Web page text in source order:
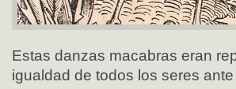
Estas danzas macabras eran
igualdad de todos los seres